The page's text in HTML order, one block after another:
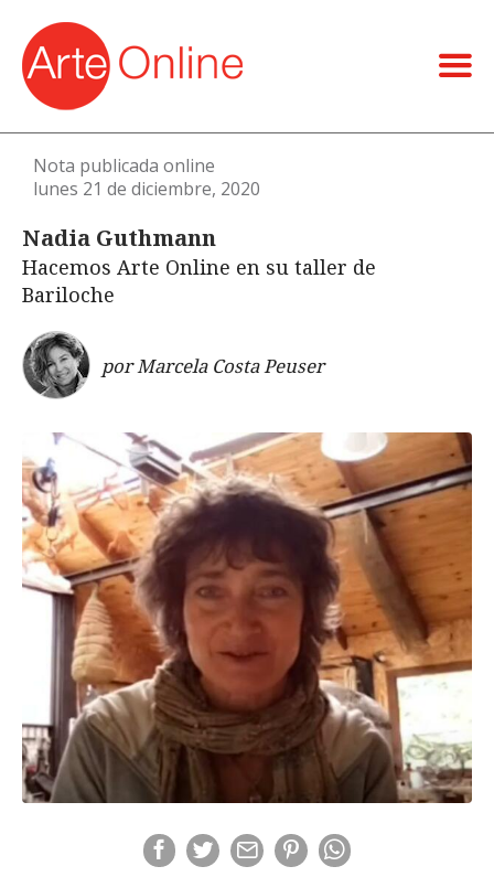
Nota publicada online
lunes 21 de diciembre, 2020
Nadia Guthmann
Hacemos Arte Online en su taller de
Bariloche
por Marcela Costa Peuser